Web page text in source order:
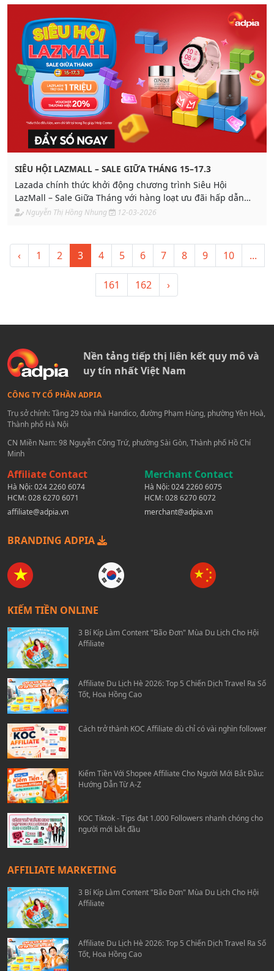
SIÊU HỘI LAZMALL – SALE GIỮA THÁNG 15–17.3
Lazada chính thức khởi động chương trình Siêu Hội
LazMall – Sale Giữa Tháng với hàng loạt ưu đãi hấp dẫn
dành cho người dùng trên toàn sàn. Chương trình diễn ra
voucher giá trị.
Nguyễn Thị Hồng Nhung 12-03-2026
‹ 1 2 3 4 5 6 7 8 9 10 ...
161 162 ›
Nền tảng tiếp thị liên kết quy mô và
uy tín nhất Việt Nam
CÔNG TY CỔ PHẦN ADPIA
Trụ sở chính: Tầng 29 tòa nhà Handico, đường Phạm Hùng, phường Yên Hoà,
Thành phố Hà Nội
CN Miền Nam: 98 Nguyễn Công Trứ, phường Sài Gòn, Thành phố Hồ Chí
Minh
Affiliate Contact
Hà Nội:024 2260 6074
HCM:028 6270 6071
affiliate@adpia.vn
Merchant Contact
Hà Nội:024 2260 6075
HCM:028 6270 6072
merchant@adpia.vn
BRANDING ADPIA
KIẾM TIỀN ONLINE
3 Bí Kíp Làm Content "Bão Đơn" Mùa Du Lịch Cho Hội
Affiliate
Affiliate Du Lịch Hè 2026: Top 5 Chiến Dịch Travel Ra Số
Tốt, Hoa Hồng Cao
Cách trở thành KOC Affiliate dù chỉ có vài nghìn follower
Kiếm Tiền Với Shopee Affiliate Cho Người Mới Bắt Đầu:
Hướng Dẫn Từ A-Z
KOC Tiktok - Tips đạt 1.000 Followers nhanh chóng cho
người mới bắt đầu
AFFILIATE MARKETING
3 Bí Kíp Làm Content "Bão Đơn" Mùa Du Lịch Cho Hội
Affiliate
Affiliate Du Lịch Hè 2026: Top 5 Chiến Dịch Travel Ra Số
Tốt, Hoa Hồng Cao